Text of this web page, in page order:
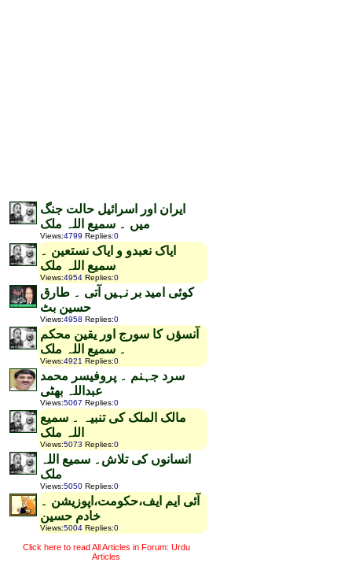
ایران اور اسرائیل حالت جنگ
میں ۔ سمیع اللہ ملک
Views:4799 Replies:0
ایاک نعبدو و ایاک نستعین ۔
سمیع اللہ ملک
Views:4954 Replies:0
کوئی امید بر نہیں آتی ۔ طارق
حسین بٹ
Views:4958 Replies:0
آنسؤں کا سورج اور یقین محکم
۔ سمیع اللہ ملک
Views:4921 Replies:0
سرد جہنم ۔ پروفیسر محمد
عبداللہ بھٹی
Views:5067 Replies:0
مالک الملک کی تنبیہ ۔ سمیع
اللہ ملک
Views:5073 Replies:0
انسانوں کی تلاش۔ سمیع اللہ
ملک
Views:5050 Replies:0
آئی ایم ایف،حکومت،اپوزیشن ۔
خادم حسین
Views:5004 Replies:0
Click here to read All Articles in Forum: Urdu
Articles